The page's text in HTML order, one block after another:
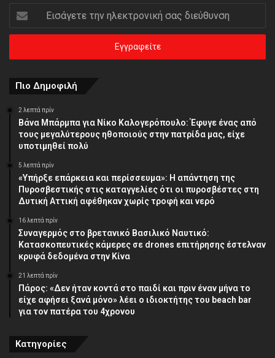
την
ηλεκτρονική
διεύθυνση
Πιο Δημοφιλή
2 λεπτά πρίν
Βάνα Μπάρμπα για Νίκο Καλογερόπουλο: Έφυγε ένας από
τους μεγαλύτερους ηθοποιούς στην πατρίδα μας, είχε
υποτιμηθεί πολύ
5 λεπτά πρίν
«Υπήρξε επάρκεια και περίσσευμα»: Η απάντηση της
Πυροσβεστικής στις καταγγελίες ότι οι πυροσβέστες στη
Δυτική Αττική αφέθηκαν χωρίς τροφή και νερό
16 λεπτά πρίν
Συναγερμός στο βρετανικό Βασιλικό Ναυτικό:
Κατασκοπευτικές κάμερες σε drones επιτήρησης έστελναν
κρυφά δεδομένα στην Κίνα
21 λεπτά πρίν
Πάρος: «Δεν ήταν κοντά στο παιδί και πριν έναν μήνα το
είχε αφήσει ξανά μόνο» λέει ο ιδιοκτήτης του beach bar
για τον πατέρα του 4χρονου
Κατηγορίες